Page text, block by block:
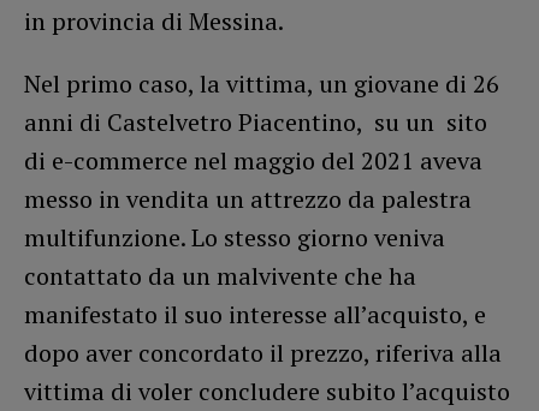
in provincia di Messina.
Nel primo caso, la vittima, un giovane di 26
anni di Castelvetro Piacentino, su un sito
di e-commerce nel maggio del 2021 aveva
messo in vendita un attrezzo da palestra
multifunzione. Lo stesso giorno veniva
contattato da un malvivente che ha
manifestato il suo interesse all’acquisto, e
dopo aver concordato il prezzo, riferiva alla
vittima di voler concludere subito l’acquisto